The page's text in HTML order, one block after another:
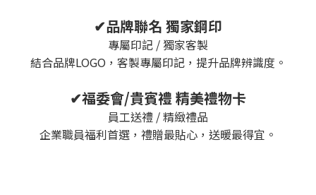
✔品牌聯名 獨家鋼印
專屬印記 / 獨家客製
結合品牌LOGO，客製專屬印記，提升品牌辨識度。
✔福委會/貴賓禮 精美禮物卡
員工送禮 / 精緻禮品
企業職員福利首選，禮贈最貼心，送暖最得宜。